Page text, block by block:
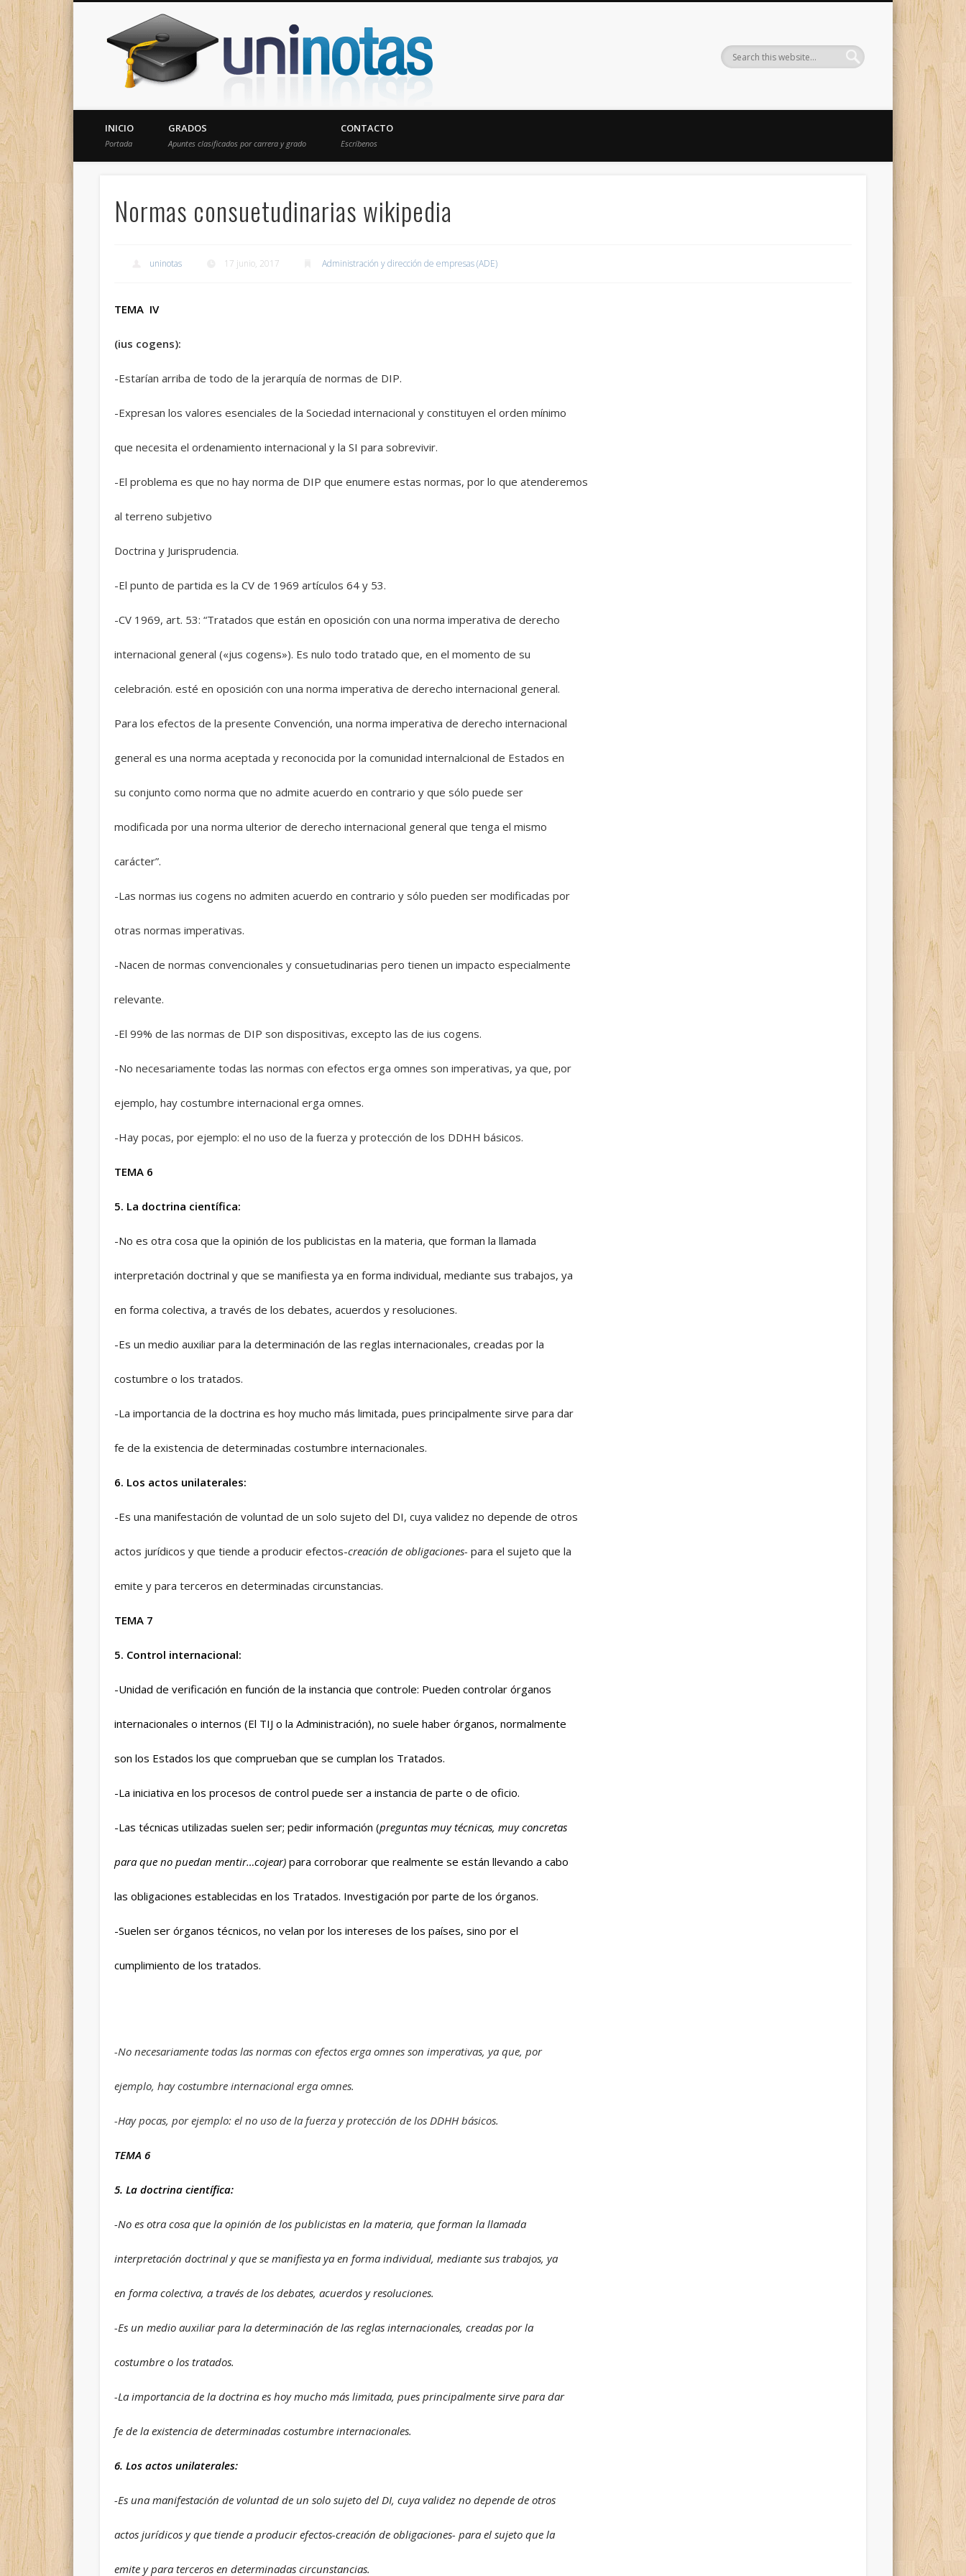
Donde encontrarás todas los apuntes de tu carrera
INICIO
Portada
GRADOS
Apuntes clasificados por carrera y grado
CONTACTO
Escríbenos
Normas consuetudinarias wikipedia
uninotas 17 junio, 2017 Administración y dirección de empresas (ADE)
TEMA IV
(ius cogens):
-Estarían arriba de todo de la jerarquía de normas de DIP.
-Expresan los valores esenciales de la Sociedad internacional y constituyen el orden mínimo
que necesita el ordenamiento internacional y la SI para sobrevivir.
-El problema es que no hay norma de DIP que enumere estas normas, por lo que atenderemos
al terreno subjetivo
Doctrina y Jurisprudencia.
-El punto de partida es la CV de 1969 artículos 64 y 53.
-CV 1969, art. 53: “Tratados que están en oposición con una norma imperativa de derecho
internacional general («jus cogens»). Es nulo todo tratado que, en el momento de su
celebración. esté en oposición con una norma imperativa de derecho internacional general.
Para los efectos de la presente Convención, una norma imperativa de derecho internacional
general es una norma aceptada y reconocida por la comunidad internalcional de Estados en
su conjunto como norma que no admite acuerdo en contrario y que sólo puede ser
modificada por una norma ulterior de derecho internacional general que tenga el mismo
carácter”.
-Las normas ius cogens no admiten acuerdo en contrario y sólo pueden ser modificadas por
otras normas imperativas.
-Nacen de normas convencionales y consuetudinarias pero tienen un impacto especialmente
relevante.
-El 99% de las normas de DIP son dispositivas, excepto las de ius cogens.
-No necesariamente todas las normas con efectos erga omnes son imperativas, ya que, por
ejemplo, hay costumbre internacional erga omnes.
-Hay pocas, por ejemplo: el no uso de la fuerza y protección de los DDHH básicos.
TEMA 6
5. La doctrina científica:
-No es otra cosa que la opinión de los publicistas en la materia, que forman la llamada
interpretación doctrinal y que se manifiesta ya en forma individual, mediante sus trabajos, ya
en forma colectiva, a través de los debates, acuerdos y resoluciones.
-Es un medio auxiliar para la determinación de las reglas internacionales, creadas por la
costumbre o los tratados.
-La importancia de la doctrina es hoy mucho más limitada, pues principalmente sirve para dar
fe de la existencia de determinadas costumbre internacionales.
6. Los actos unilaterales:
-Es una manifestación de voluntad de un solo sujeto del DI, cuya validez no depende de otros
actos jurídicos y que tiende a producir efectos-creación de obligaciones- para el sujeto que la
emite y para terceros en determinadas circunstancias.
TEMA 7
5. Control internacional:
-Unidad de verificación en función de la instancia que controle: Pueden controlar órganos
internacionales o internos (El TIJ o la Administración), no suele haber órganos, normalmente
son los Estados los que comprueban que se cumplan los Tratados.
-La iniciativa en los procesos de control puede ser a instancia de parte o de oficio.
-Las técnicas utilizadas suelen ser; pedir información (preguntas muy técnicas, muy concretas
para que no puedan mentir…cojear) para corroborar que realmente se están llevando a cabo
las obligaciones establecidas en los Tratados. Investigación por parte de los órganos.
-Suelen ser órganos técnicos, no velan por los intereses de los países, sino por el
cumplimiento de los tratados.
-No necesariamente todas las normas con efectos erga omnes son imperativas, ya que, por
ejemplo, hay costumbre internacional erga omnes.
-Hay pocas, por ejemplo: el no uso de la fuerza y protección de los DDHH básicos.
TEMA 6
5. La doctrina científica:
-No es otra cosa que la opinión de los publicistas en la materia, que forman la llamada
interpretación doctrinal y que se manifiesta ya en forma individual, mediante sus trabajos, ya
en forma colectiva, a través de los debates, acuerdos y resoluciones.
-Es un medio auxiliar para la determinación de las reglas internacionales, creadas por la
costumbre o los tratados.
-La importancia de la doctrina es hoy mucho más limitada, pues principalmente sirve para dar
fe de la existencia de determinadas costumbre internacionales.
6. Los actos unilaterales:
-Es una manifestación de voluntad de un solo sujeto del DI, cuya validez no depende de otros
actos jurídicos y que tiende a producir efectos-creación de obligaciones- para el sujeto que la
emite y para terceros en determinadas circunstancias.